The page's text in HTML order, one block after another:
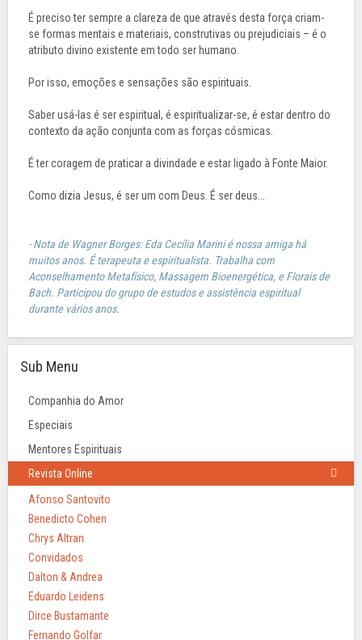
É preciso ter sempre a clareza de que através desta força criam-
se formas mentais e materiais, construtivas ou prejudiciais – é o
atributo divino existente em todo ser humano.
Por isso, emoções e sensações são espirituais.
Saber usá-las é ser espiritual, é espiritualizar-se, é estar dentro do
contexto da ação conjunta com as forças cósmicas.
É ter coragem de praticar a divindade e estar ligado à Fonte Maior.
Como dizia Jesus, é ser um com Deus. É ser deus...
- Nota de Wagner Borges: Eda Cecília Marini é nossa amiga há
muitos anos. É terapeuta e espiritualista. Trabalha com
Aconselhamento Metafísico, Massagem Bioenergética, e Florais de
Bach. Participou do grupo de estudos e assistência espiritual
durante vários anos.
Sub Menu
Companhia do Amor
Especiais
Mentores Espirituais
Revista Online
Afonso Santovito
Benedicto Cohen
Chrys Altran
Convidados
Dalton & Andrea
Eduardo Leidens
Dirce Bustamante
Fernando Golfar